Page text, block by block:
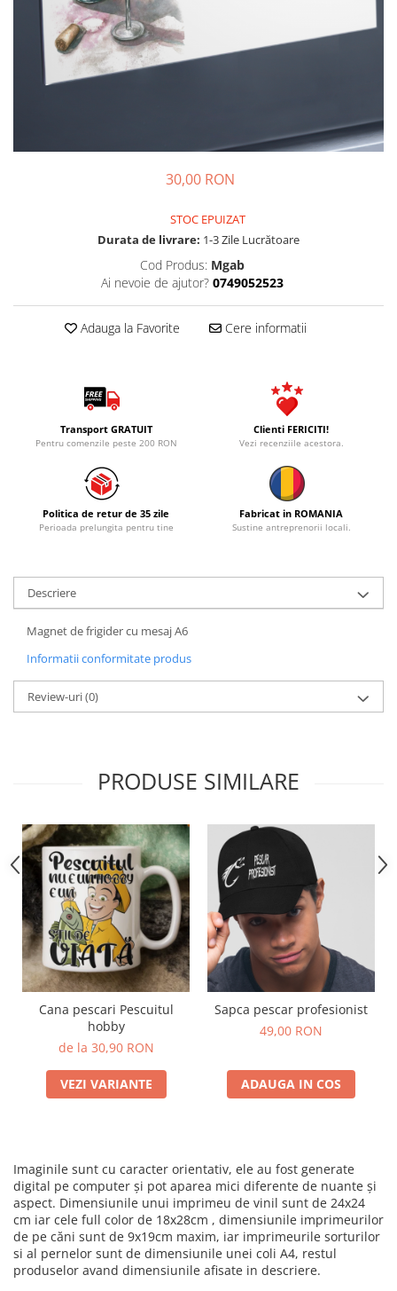
Tricouri Diverse
Tricouri Azi esti Tanar si maine...
Tricouri Motivationale
Tricouri Mamici
Tricouri Zicale Romanesti
Tricouri Copii
30,00 RON
STOC EPUIZAT
Durata de livrare: 1-3 Zile Lucrătoare
Cod Produs: Mgab
Ai nevoie de ajutor? 0749052523
Adauga la Favorite Cere informatii
Transport GRATUIT
Pentru comenzile peste 200 RON
Clienti FERICITI!
Vezi recenziile acestora.
Politica de retur de 35 zile
Perioada prelungita pentru tine
Fabricat in ROMANIA
Sustine antreprenorii locali.
Descriere
Magnet de frigider cu mesaj A6
Informatii conformitate produs
Review-uri(0)
PRODUSE SIMILARE
Cana pescari Pescuitul
hobby
de la 30,90 RON
VEZI VARIANTE
Sapca pescar profesionist
49,00 RON
ADAUGA IN COS
Imaginile sunt cu caracter orientativ, ele au fost generate
digital pe computer și pot aparea mici diferente de nuante și
aspect. Dimensiunile unui imprimeu de vinil sunt de 24x24
cm iar cele full color de 18x28cm , dimensiunile imprimeurilor
de pe căni sunt de 9x19cm maxim, iar imprimeurile sorturilor
si al pernelor sunt de dimensiunile unei coli A4, restul
produselor avand dimensiunile afisate in descriere.